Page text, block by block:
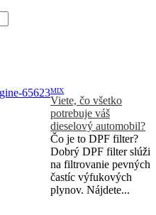
MIX
Viete, čo všetko
potrebuje váš
dieselový automobil?
Čo je to DPF filter?
Dobrý DPF filter slúži
na filtrovanie pevných
častíc výfukových
plynov. Nájdete...